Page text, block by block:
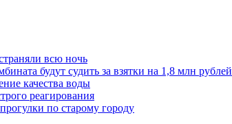
всю ночь
будут судить за взятки на 1,8 млн рублей
качества воды
реагирования
по старому городу